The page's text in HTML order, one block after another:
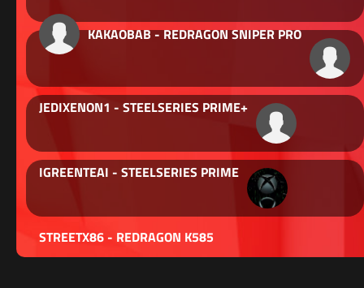
KAKAOBAB - REDRAGON SNIPER PRO
JEDIXENON1 - STEELSERIES PRIME+
IGREENTEAI - STEELSERIES PRIME
STREETX86 - REDRAGON K585